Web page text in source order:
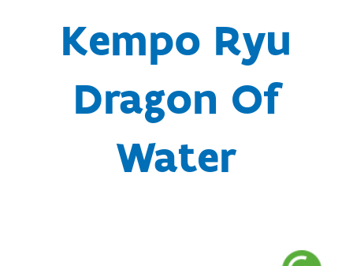
Kempo Ryu
Dragon Of
Water